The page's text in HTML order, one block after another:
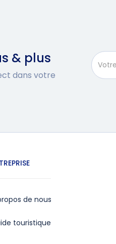
& plus
dans votre
de nous
touristique